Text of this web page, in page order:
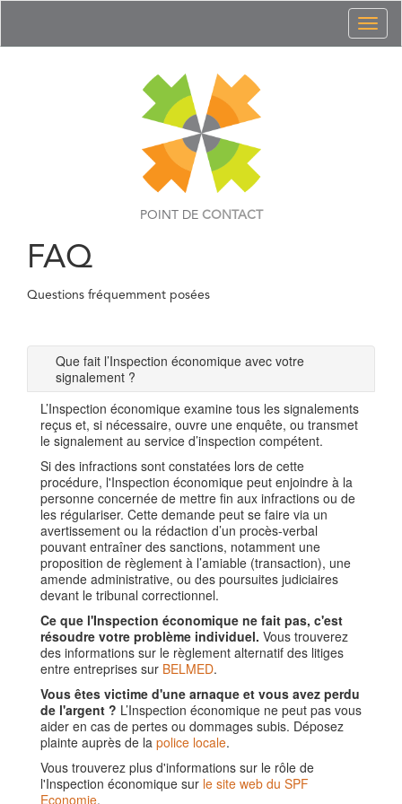
POINT DE CONTACT
FAQ
Questions fréquemment posées
Que fait l’Inspection économique avec votre
signalement ?
L’Inspection économique examine tous les signalements
reçus et, si nécessaire, ouvre une enquête, ou transmet
le signalement au service d’inspection compétent.
Si des infractions sont constatées lors de cette
procédure, l'Inspection économique peut enjoindre à la
personne concernée de mettre fin aux infractions ou de
les régulariser. Cette demande peut se faire via un
avertissement ou la rédaction d’un procès-verbal
pouvant entraîner des sanctions, notamment une
proposition de règlement à l’amiable (transaction), une
amende administrative, ou des poursuites judiciaires
devant le tribunal correctionnel.
Ce que l'Inspection économique ne fait pas, c'est
résoudre votre problème individuel. Vous trouverez
des informations sur le règlement alternatif des litiges
entre entreprises sur BELMED.
Vous êtes victime d'une arnaque et vous avez perdu
de l'argent ? L’Inspection économique ne peut pas vous
aider en cas de pertes ou dommages subis. Déposez
plainte auprès de la police locale.
Vous trouverez plus d'informations sur le rôle de
l'Inspection économique sur le site web du SPF
Economie.